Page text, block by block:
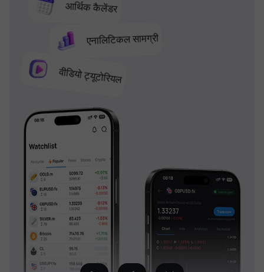
आर्थिक कैलेंडर
एनालिटिकल सामग्री
वीडियो ट्यूटोरियल